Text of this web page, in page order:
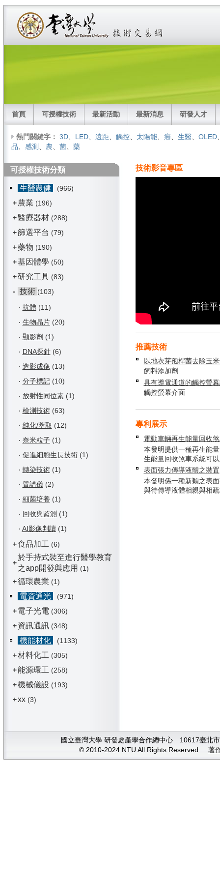
首頁 可授權技術 最新活動 最新消息 研發人才
熱門關鍵字： 3D、 LED、 遠距、 觸控、 太陽能、 癌、 生醫、 OLED
品、 感測 、 農、 菌、 藥
可授權技術分類
生醫農健
(966)
+ 農業 (196)
+醫療器材 (288)
+篩選平台 (79)
+藥物 (190)
+基因體學 (50)
+研究工具(83)
- 技術 (103)
‧ 抗體 (11)
‧ 生物晶片(20)
‧ 顯影劑 (1)
‧ DNA探針(6)
‧ 造影成像 (13)
‧ 分子標記(10)
‧ 放射性同位素(1)
‧ 檢測技術(63)
‧ 純化/萃取 (12)
‧ 奈米粒子(1)
‧ 促進細胞生長技術(1)
‧ 轉染技術(1)
‧ 質譜儀(2)
‧ 細菌培養 (1)
‧ 回收與監測 (1)
‧ AI影像判讀(1)
+食品加工 (6)
+
於手持式裝至進行醫學教育
之app開發與應用 (1)
+循環農業 (1)
電資通光
(971)
+ 電子光電 (306)
+ 資訊通訊(348)
機能材化
(1133)
+材料化工 (305)
+能源環工 (258)
+機械儀設 (193)
+xx(3)
技術影音專區
推薦技術
以地衣芽孢桿菌去除玉
飼料添加劑
具有導電通道的觸控螢
觸控螢幕介面
專利展示
電動車輛再生能量回收
本發明提供一種再生能
生能量回收煞車系統可
表面張力傳導液體之裝置
本發明係一種新穎之表
與待傳導液體相親與相
國立臺灣大學 研發處產學合作總中心 10617臺
© 2010-2024 NTU All Rights Reserved 著